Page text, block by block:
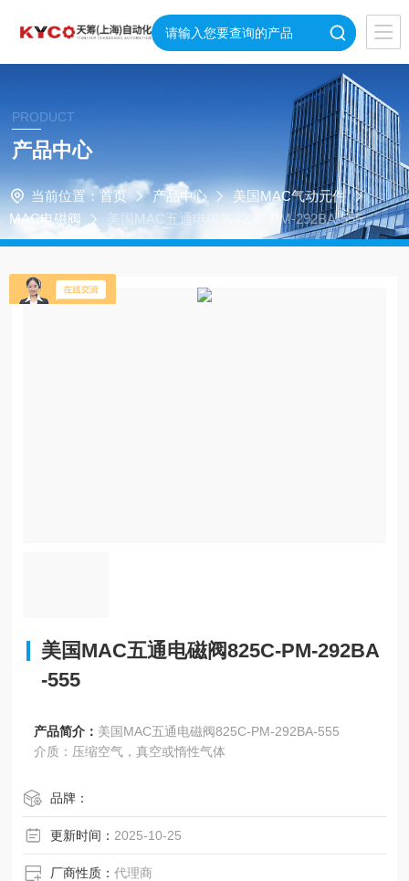
PRODUCT
产品中心
当前位置： 首页 产品中心
美国MAC气动元件
MAC电磁阀
美国MAC五通电磁阀825C-PM-292BA-555
美国MAC五通电磁阀825C-PM-292BA
-555
产品简介： 美国MAC五通电磁阀825C-PM-292BA-555
介质：压缩空气，真空或惰性气体
品牌：
更新时间： 2025-10-25
厂商性质：代理商